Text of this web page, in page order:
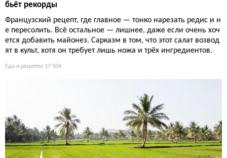
бьёт рекорды
Французский рецепт, где главное — тонко нарезать редис и н
е пересолить. Всё остальное — лишнее, даже если очень хоч
ется добавить майонез. Сарказм в том, что этот салат возвод
ят в культ, хотя он требует лишь ножа и трёх ингредиентов.
Еда и рецепты 17 504